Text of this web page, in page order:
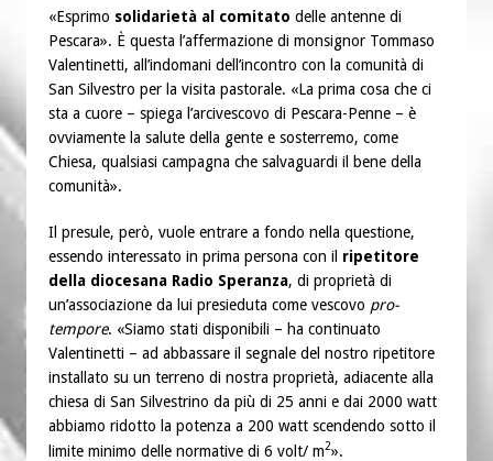
«Esprimo solidarietà al comitato delle antenne di
Pescara». È questa l’affermazione di monsignor Tommaso
Valentinetti, all’indomani dell’incontro con la comunità di
San Silvestro per la visita pastorale. «La prima cosa che ci
sta a cuore – spiega l’arcivescovo di Pescara-Penne – è
ovviamente la salute della gente e sosterremo, come
Chiesa, qualsiasi campagna che salvaguardi il bene della
comunità».
Il presule, però, vuole entrare a fondo nella questione,
essendo interessato in prima persona con il ripetitore
della diocesana Radio Speranza, di proprietà di
un’associazione da lui presieduta come vescovo pro-
tempore. «Siamo stati disponibili – ha continuato
Valentinetti – ad abbassare il segnale del nostro ripetitore
installato su un terreno di nostra proprietà, adiacente alla
chiesa di San Silvestrino da più di 25 anni e dai 2000 watt
abbiamo ridotto la potenza a 200 watt scendendo sotto il
limite minimo delle normative di 6 volt/ m2».